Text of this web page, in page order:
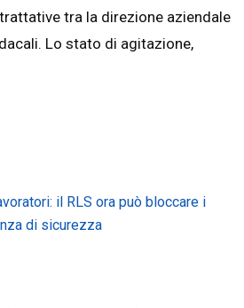
tra la direzione aziendale
Lo stato di agitazione,